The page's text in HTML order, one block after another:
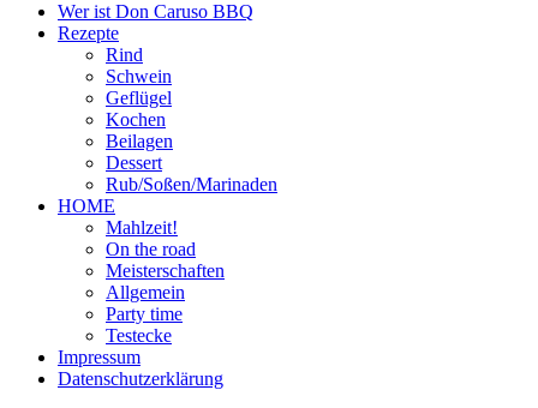
Wer ist Don Caruso BBQ
Rezepte
Rind
Schwein
Geflügel
Kochen
Beilagen
Dessert
Rub/Soßen/Marinaden
HOME
Mahlzeit!
On the road
Meisterschaften
Allgemein
Party time
Testecke
Impressum
Datenschutzerklärung